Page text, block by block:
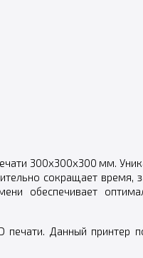
300х300х300 мм.
сокращает время,
обеспечивает
печати. Данный принтер